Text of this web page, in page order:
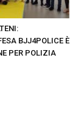
BJJ4POLICE È
PER POLIZIA